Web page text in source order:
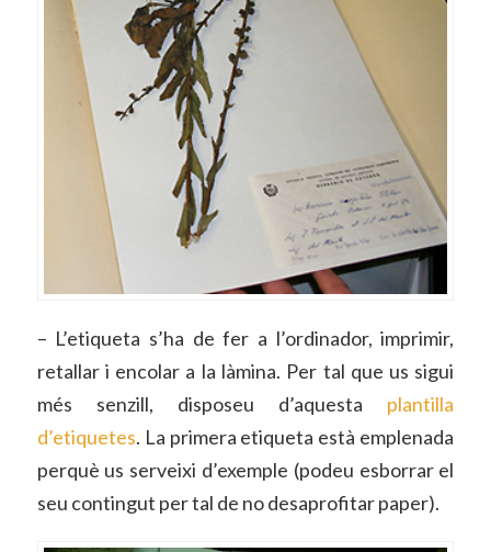
– L’etiqueta s’ha de fer a l’ordinador, imprimir,
retallar i encolar a la làmina. Per tal que us sigui
més senzill, disposeu d’aquesta plantilla
d’etiquetes. La primera etiqueta està emplenada
perquè us serveixi d’exemple (podeu esborrar el
seu contingut per tal de no desaprofitar paper).